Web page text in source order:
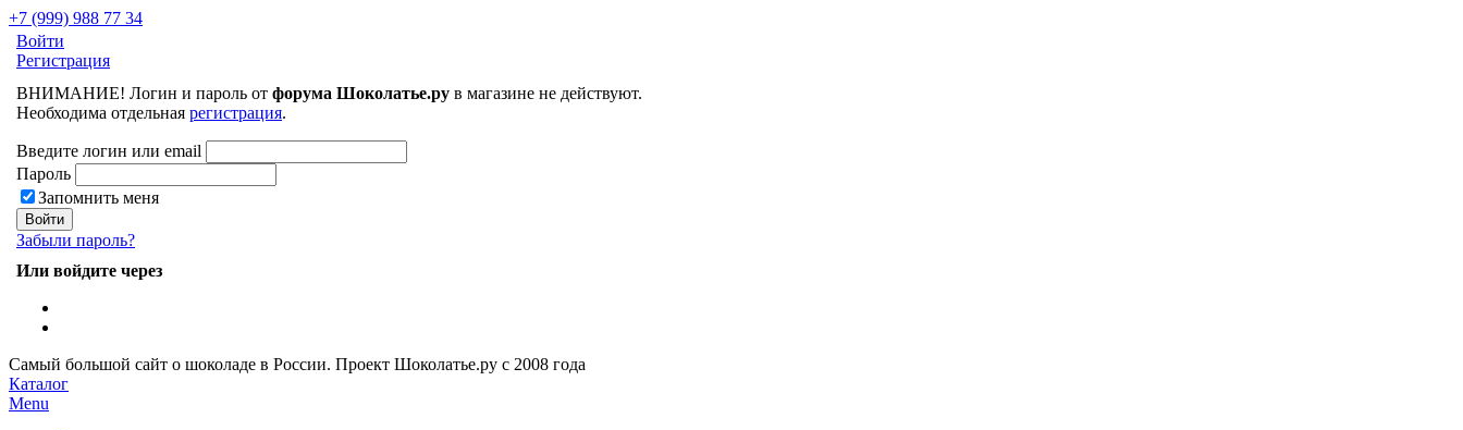
+7 (999) 988 77 34
Войти
Регистрация
ВНИМАНИЕ! Логин и пароль от форума Шоколатье.ру в магазине не действуют.
Необходима отдельная регистрация.
Введите логин или email
Пароль
Запомнить меня
Забыли пароль?
Или войдите через
Самый большой сайт о шоколаде в России. Проект Шоколатье.ру с 2008 года
Каталог
Menu